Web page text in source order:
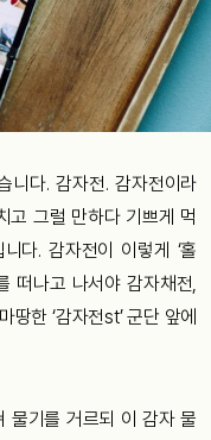
니다. 감자전. 감자전이라
고 그럴 만하다 기쁘게 먹
다. 감자전이 이렇게 ‘홀
떠나고 나서야 감자채전,
한 ‘감자전st’ 군단 앞에
물기를 거르되 이 감자 물